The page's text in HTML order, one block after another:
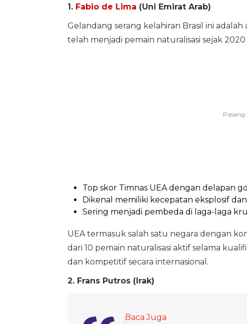
1. Fabio de Lima (Uni Emirat Arab)
Gelandang serang kelahiran Brasil ini
telah menjadi pemain naturalisasi sejak
Top skor Timnas UEA dengan delapan
Dikenal memiliki kecepatan eksplosif
Sering menjadi pembeda di laga-laga
UEA termasuk salah satu negara dengan
dari 10 pemain naturalisasi aktif selama
dan kompetitif secara internasional.
2. Frans Putros (Irak)
Baca Juga